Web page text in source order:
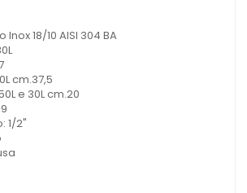
18/10 AISI 304 BA
cm.37,5
e 30L cm.20
1/2"